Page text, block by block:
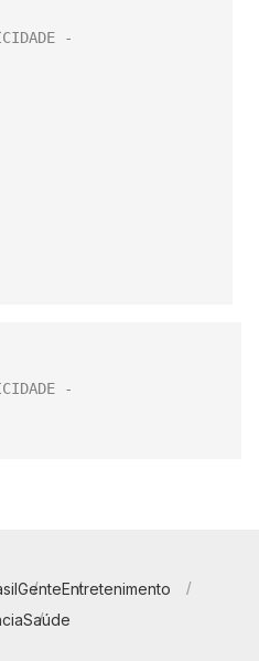
GenteEntretenimento
Saúde